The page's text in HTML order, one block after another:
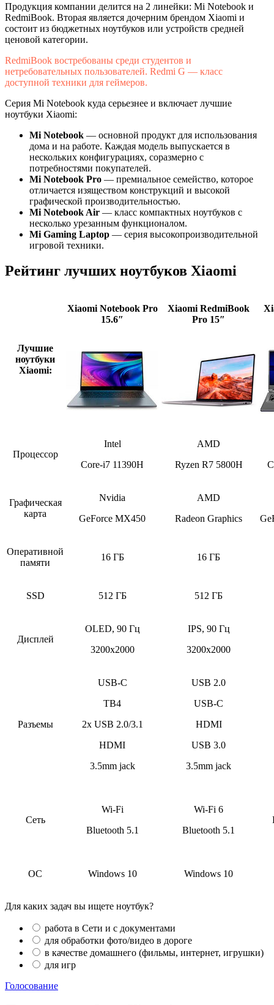
Продукция компании делится на 2 линейки: Mi Notebook и
RedmiBook. Вторая является дочерним брендом Xiaomi и
состоит из бюджетных ноутбуков или устройств средней
ценовой категории.
RedmiBook востребованы среди студентов и
нетребовательных пользователей. Redmi G — класс
доступной техники для геймеров.
Серия Mi Notebook куда серьезнее и включает лучшие
ноутбуки Xiaomi:
Mi Notebook — основной продукт для использования
дома и на работе. Каждая модель выпускается в
нескольких конфигурациях, соразмерно с
потребностями покупателей.
Mi Notebook Pro — премиальное семейство, которое
отличается изяществом конструкций и высокой
графической производительностью.
Mi Notebook Air — класс компактных ноутбуков с
несколько урезанным функционалом.
Mi Gaming Laptop — серия высокопроизводительной
игровой техники.
Рейтинг лучших ноутбуков Xiaomi
Лучшие
ноутбуки
Xiaomi:
Xiaomi Notebook Pro
15.6″
Xiaomi RedmiBook
Pro 15″
Процессор
Intel
Core-i7 11390H
AMD
Ryzen R7 5800H
Графическая
карта
Nvidia
GeForce MX450
AMD
Radeon Graphics
Оперативной
памяти
16 ГБ 16 ГБ
SSD 512 ГБ 512 ГБ
Дисплей
OLED, 90 Гц
3200х2000
IPS, 90 Гц
3200х2000
Разъемы
USB-C
TB4
2x USB 2.0/3.1
HDMI
3.5mm jack
USB 2.0
USB-C
HDMI
USB 3.0
3.5mm jack
Сеть
Wi-Fi
Bluetooth 5.1
Wi-Fi 6
Bluetooth 5.1
ОС Windows 10 Windows 10
Для каких задач вы ищете ноутбук?
работа в Сети и с документами
для обработки фото/видео в дороге
в качестве домашнего (фильмы, интернет, игрушки)
для игр
Голосование